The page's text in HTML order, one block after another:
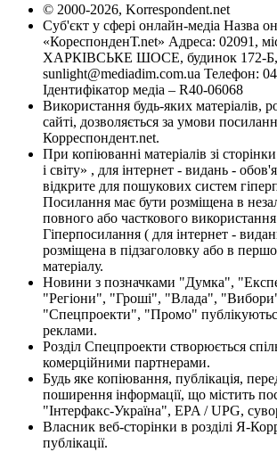
© 2000-2026, Korrespondent.net
Суб'єкт у сфері онлайн-медіа Назва
«КореспонденТ.net» Адреса: 02091,
ХАРКІВСЬКЕ ШОСЕ, будинок 172-Б,
sunlight@mediadim.com.ua Телефон:
Ідентифікатор медіа – R40-06068
Використання будь-яких матеріалів,
сайті, дозволяється за умови
Корреспондент.net.
При копіюванні матеріалів зі
і світу» , для інтернет - видань -
відкрите для пошукових систем
Посилання має бути розміщена в
повного або часткового використання
Гіперпосилання ( для інтернет -
розміщена в підзаголовку або в
матеріалу.
Новини з позначками "Думка",
"Регіони", "Гроші", "Влада",
"Спецпроекти", "Промо"
реклами.
Розділ Спецпроекти створюється
комерційними партнерами.
Будь яке копіювання, публікація,
поширення інформації, що містить
"Інтерфакс-Україна", EPA / UPG,
Власник веб-сторінки в розділі Я-
публікації.